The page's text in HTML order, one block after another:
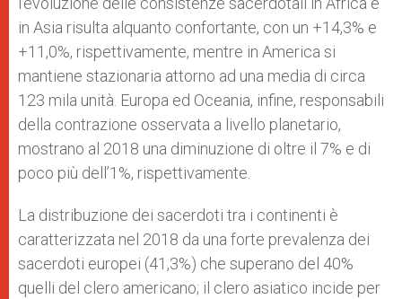
in Asia risulta alquanto confortante, con un +14,3% e
+11,0%, rispettivamente, mentre in America si
mantiene stazionaria attorno ad una media di circa
123 mila unità. Europa ed Oceania, infine, responsabili
della contrazione osservata a livello planetario,
mostrano al 2018 una diminuzione di oltre il 7% e di
poco più dell’1%, rispettivamente.
La distribuzione dei sacerdoti tra i continenti è
caratterizzata nel 2018 da una forte prevalenza dei
sacerdoti europei (41,3%) che superano del 40%
quelli del clero americano; il clero asiatico incide per